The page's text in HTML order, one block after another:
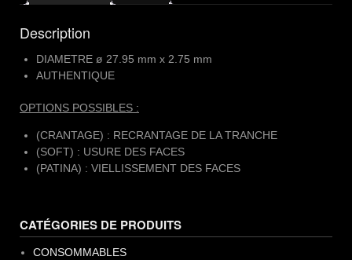
Description
DIAMETRE ø 27.95 mm x 2.75 mm
AUTHENTIQUE
OPTIONS POSSIBLES :
(CRANTAGE) : RECRANTAGE DE LA TRANCHE
(SOFT) : USURE DES FACES
(PATINA) : VIELLISSEMENT DES FACES
CATÉGORIES DE PRODUITS
CONSOMMABLES